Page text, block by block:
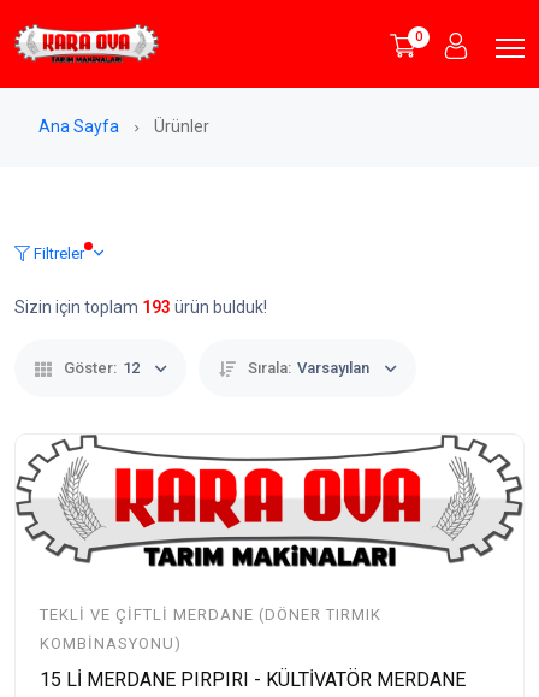
0
Ana Sayfa Ürünler
Filtreler
Sizin için toplam 193 ürün bulduk!
Göster: 12 Sırala: Varsayılan
TEKLI VE ÇIFTLI MERDANE (DÖNER TIRMIK
KOMBINASYONU)
15 Lİ MERDANE PIRPIRI - KÜLTİVATÖR MERDANE